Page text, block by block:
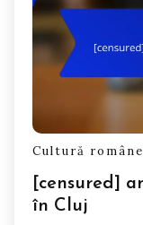
Cultură
[censured]
în Cluj